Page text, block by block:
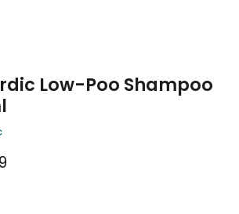
Low-Poo Shampoo
actual